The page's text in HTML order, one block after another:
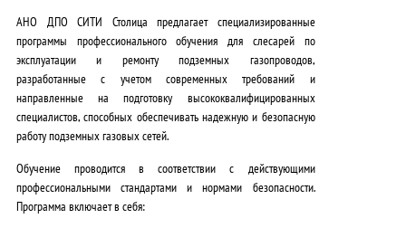
АНО ДПО СИТИ Столица предлагает специализированные
программы профессионального обучения для слесарей по
эксплуатации и ремонту подземных газопроводов,
разработанные с учетом современных требований и
направленные на подготовку высококвалифицированных
специалистов, способных обеспечивать надежную и безопасную
работу подземных газовых сетей.
Обучение проводится в соответствии с действующими
профессиональными стандартами и нормами безопасности.
Программа включает в себя: